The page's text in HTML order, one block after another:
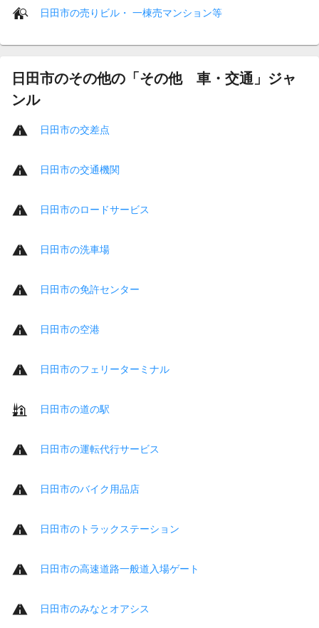
日田市の売りビル・ 一棟売マンション等
日田市のその他の「その他 車・交通」ジャ
ンル
日田市の交差点
日田市の交通機関
日田市のロードサービス
日田市の洗車場
日田市の免許センター
日田市の空港
日田市のフェリーターミナル
日田市の道の駅
日田市の運転代行サービス
日田市のバイク用品店
日田市のトラックステーション
日田市の高速道路一般道入場ゲート
日田市のみなとオアシス